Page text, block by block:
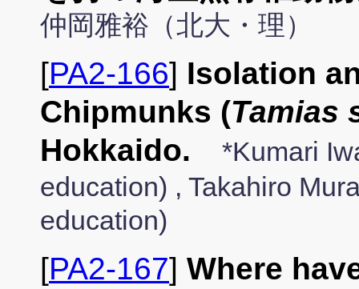
仲岡雅裕（北大・理）
[PA2-166] Isolation
Chipmunks (Tamias
Hokkaido.
*Kumari
education) , Takahiro
education)
[PA2-167] Where